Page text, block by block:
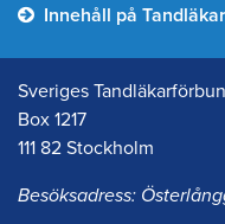
Innehåll på
Sveriges
Box 1217
111 82 Stockholm
Besöksadress: